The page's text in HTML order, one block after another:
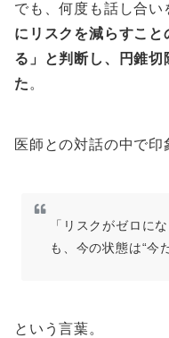
でも、何度も話し合い
にリスクを減らすこ
る」と判断し、円錐
た 。
医師との対話の中で印
「リスクがゼロに
も、今の状態は“今
という言葉。